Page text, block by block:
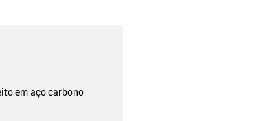
em aço carbono